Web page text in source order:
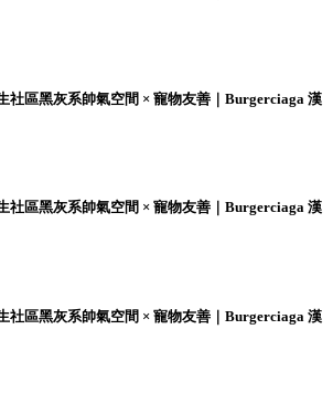
社區黑灰系帥氣空間 × 寵物友善｜Burgerciaga 漢
社區黑灰系帥氣空間 × 寵物友善｜Burgerciaga 漢
社區黑灰系帥氣空間 × 寵物友善｜Burgerciaga 漢